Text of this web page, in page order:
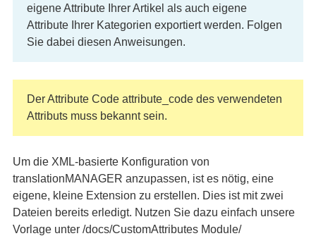
eigene Attribute Ihrer Artikel als auch eigene
Attribute Ihrer Kategorien exportiert werden. Folgen
Sie dabei diesen Anweisungen.
Der Attribute Code attribute_code des verwendeten
Attributs muss bekannt sein.
Um die XML-basierte Konfiguration von
translationMANAGER anzupassen, ist es nötig, eine
eigene, kleine Extension zu erstellen. Dies ist mit zwei
Dateien bereits erledigt. Nutzen Sie dazu einfach unsere
Vorlage unter /docs/CustomAttributes Module/